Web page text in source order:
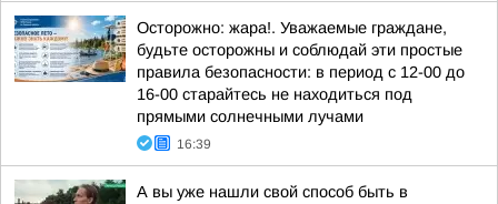
Осторожно: жара!. Уважаемые граждане,
будьте осторожны и соблюдай эти простые
правила безопасности: в период с 12-00 до
16-00 старайтесь не находиться под
прямыми солнечными лучами
16:39
А вы уже нашли свой способ быть в